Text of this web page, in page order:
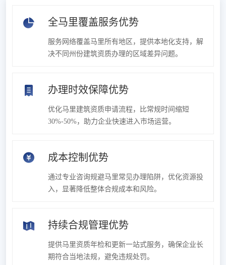
全马里覆盖服务优势
服务网络覆盖马里所有地区，提供本地化支持，解
决不同州份建筑资质办理的区域差异问题。
办理时效保障优势
优化马里建筑资质申请流程，比常规时间缩短
30%-50%，助力企业快速进入市场运营。
成本控制优势
通过专业咨询规避马里常见办理陷阱，优化资源投
入，显著降低整体合规成本和风险。
持续合规管理优势
提供马里资质年检和更新一站式服务，确保企业长
期符合当地法规，避免违规处罚。